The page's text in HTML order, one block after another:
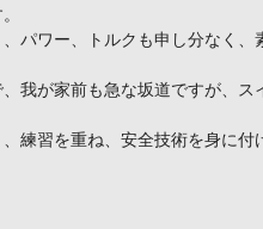
パワー、トルクも申し分なく、
我が家前も急な坂道ですが、ス
練習を重ね、安全技術を身に付